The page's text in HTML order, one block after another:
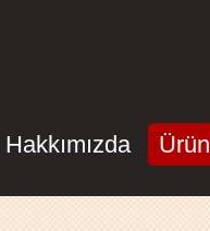
Hakkımızda